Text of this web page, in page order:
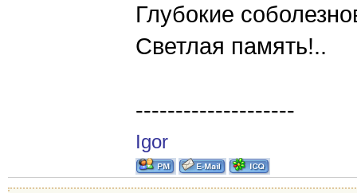
Глубокие
Светлая память!..
--------------------
Igor